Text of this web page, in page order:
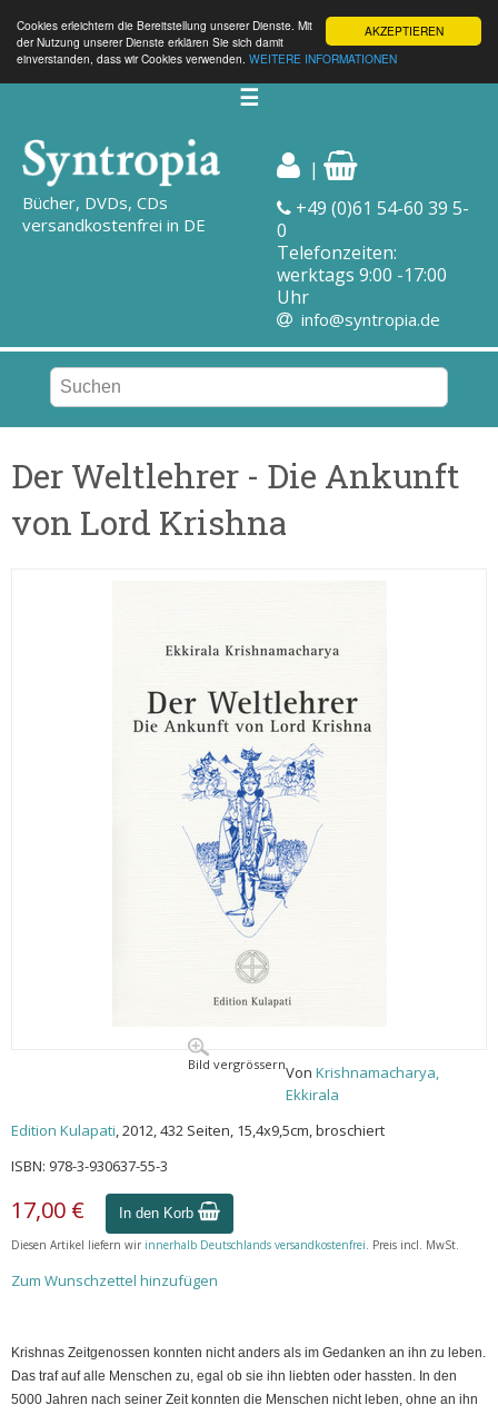
AKZEPTIEREN
Cookies erleichtern die Bereitstellung unserer Dienste. Mit
der Nutzung unserer Dienste erklären Sie sich damit
einverstanden, dass wir Cookies verwenden. WEITERE INFORMATIONEN
☰
Bücher, DVDs, CDs
versandkostenfrei in DE
|
+49 (0)61 54-60 39 5-
0
Telefonzeiten:
werktags 9:00 -17:00
Uhr
info@syntropia.de
Der Weltlehrer - Die Ankunft
von Lord Krishna
Bild vergrössernVon Krishnamacharya,
Ekkirala
Edition Kulapati, 2012, 432 Seiten, 15,4x9,5cm, broschiert
ISBN: 978-3-930637-55-3
17,00 € In den Korb
Diesen Artikel liefern wir innerhalb Deutschlands versandkostenfrei. Preis incl. MwSt.
Zum Wunschzettel hinzufügen
Krishnas Zeitgenossen konnten nicht anders als im Gedanken an ihn zu leben.
Das traf auf alle Menschen zu, egal ob sie ihn liebten oder hassten. In den
5000 Jahren nach seiner Zeit konnten die Menschen nicht leben, ohne an ihn